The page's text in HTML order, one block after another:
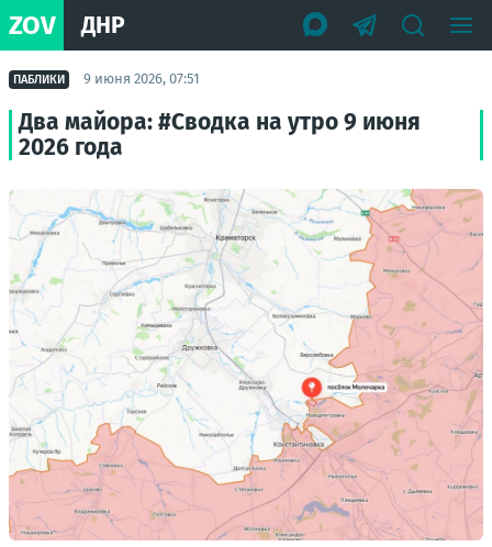
ZOV ДНР
ПАБЛИКИ 9 июня 2026, 07:51
Два майора: #Сводка на утро 9 июня
2026 года